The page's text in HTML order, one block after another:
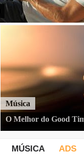
Música
O Melhor do Good
MÚSICA ADS